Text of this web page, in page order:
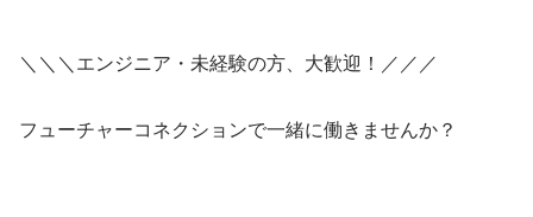
＼＼＼エンジニア・未経験の方、大歓迎！／／／
フューチャーコネクションで一緒に働きませんか？